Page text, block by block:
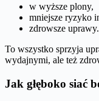
w wyższe plony,
mniejsze ryzyko
zdrowsze uprawy.
To wszystko sprzyja
wydajnymi, ale też
Jak głęboko siać